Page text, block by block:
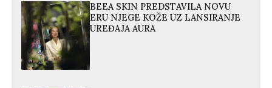
BEEA SKIN PREDSTAVILA NOVU
ERU NJEGE KOŽE UZ LANSIRANJE
UREĐAJA AURA